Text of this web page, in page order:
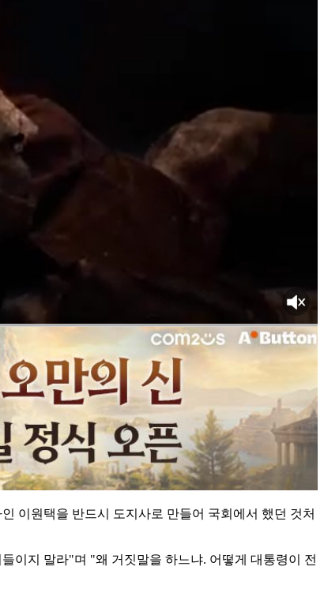
이원택을 반드시 도지사로 만들어 국회에서 했던 것처
이지 말라"며 "왜 거짓말을 하느냐. 어떻게 대통령이 전